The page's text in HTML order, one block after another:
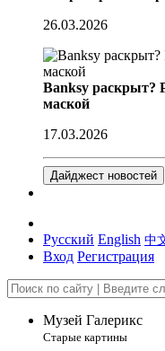
26.03.2026
Banksy раскрыт?
маской
17.03.2026
Дайджест новостей
Русский English 中
Вход Регистрация
Музей Галерикс
Старые картины